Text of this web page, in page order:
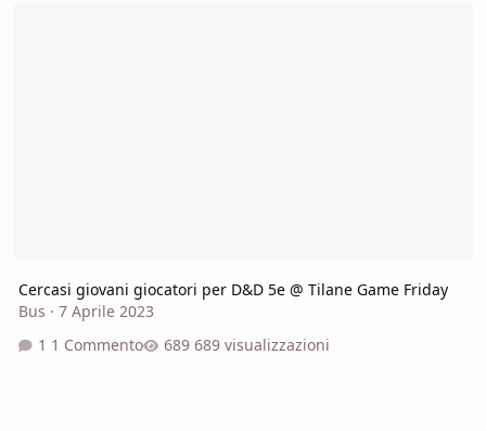
Cercasi giovani giocatori per D&D 5e @ Tilane Game Friday
Bus · 7 Aprile 2023
1 Commento
689 visualizzazioni